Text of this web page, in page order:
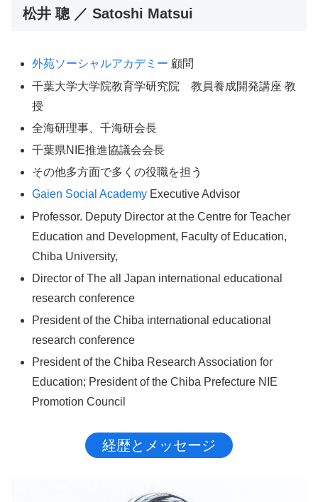
松井 聰 ／ Satoshi Matsui
外苑ソーシャルアカデミー 顧問
千葉大学大学院教育学研究院 教員養成開発講座 教
授
全海研理事、千海研会長
千葉県NIE推進協議会会長
その他多方面で多くの役職を担う
Gaien Social Academy Executive Advisor
Professor. Deputy Director at the Centre for Teacher
Education and Development, Faculty of Education,
Chiba University,
Director of The all Japan international educational
research conference
President of the Chiba international educational
research conference
President of the Chiba Research Association for
Education; President of the Chiba Prefecture NIE
Promotion Council
経歴とメッセージ